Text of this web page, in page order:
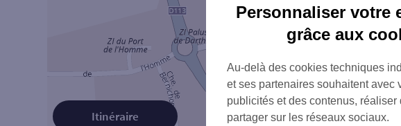
Itinéraire
Personnaliser votre
grâce aux
Au-delà des cookies techniques
et ses partenaires souhaitent avec
publicités et des contenus,
partager sur les réseaux sociaux.